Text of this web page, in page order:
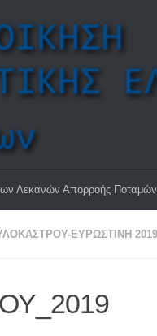
των Λεκανών Απορροής Ποταμών
ΕΥΡΩΣΤΊΝΗ 2019